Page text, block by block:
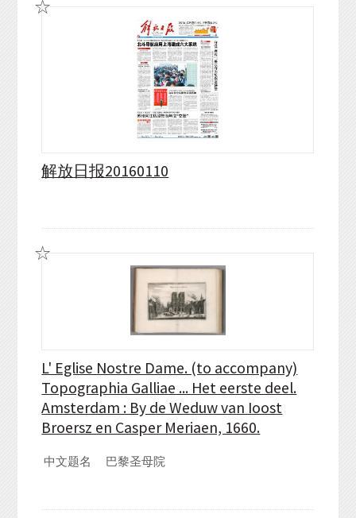
解放日报20160110
L' Eglise Nostre Dame. (to accompany)
Topographia Galliae ... Het eerste deel.
Amsterdam : By de Weduw van Ioost
Broersz en Casper Meriaen, 1660.
中文题名 巴黎圣母院